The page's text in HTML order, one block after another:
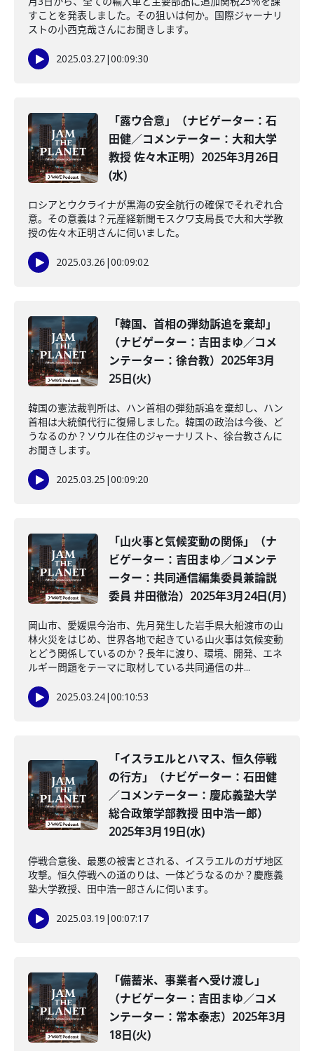
すことを発表しました。その狙いは何か。国際ジャーナリ
ストの小西克哉さんにお聞きします。
2025.03.27|00:09:30
「露ウ合意」（ナビゲーター：石
田健／コメンテーター：大和大学
教授 佐々木正明）2025年3月26日
(水)
ロシアとウクライナが黒海の安全航行の確保でそれぞれ合
意。その意義は？元産経新聞モスクワ支局長で大和大学教
授の佐々木正明さんに伺いました。
2025.03.26 |00:09:02
「韓国、首相の弾劾訴追を棄却」
（ナビゲーター：吉田まゆ／コメ
ンテーター：徐台教）2025年3月
25日(火)
韓国の憲法裁判所は、ハン首相の弾劾訴追を棄却し、ハン
首相は大統領代行に復帰しました。韓国の政治は今後、ど
うなるのか？ソウル在住のジャーナリスト、徐台教さんに
お聞きします。
2025.03.25 |00:09:20
「山火事と気候変動の関係」（ナ
ビゲーター：吉田まゆ／コメンテ
ーター：共同通信編集委員兼論説
委員 井田徹治）2025年3月24日(月)
岡山市、愛媛県今治市、先月発生した岩手県大船渡市の山
林火災をはじめ、世界各地で起きている山火事は気候変動
とどう関係しているのか？長年に渡り、環境、開発、エネ
ルギー問題をテーマに取材している共同通信の井...
2025.03.24|00:10:53
「イスラエルとハマス、恒久停戦
の行方」（ナビゲーター：石田健
／コメンテーター：慶応義塾大学
総合政策学部教授 田中浩一郎）
2025年3月19日(水)
停戦合意後、最悪の被害とされる、イスラエルのガザ地区
攻撃。恒久停戦への道のりは、一体どうなるのか？慶應義
塾大学教授、田中浩一郎さんに伺います。
2025.03.19 |00:07:17
「備蓄米、事業者へ受け渡し」
（ナビゲーター：吉田まゆ／コメ
ンテーター：常本泰志）2025年3月
18日(火)